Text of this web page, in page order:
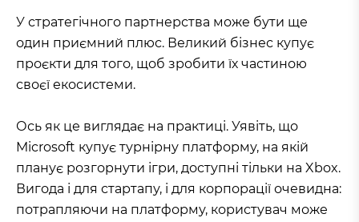
У стратегічного партнерства може бути ще
один приємний плюс. Великий бізнес купує
проєкти для того, щоб зробити їх частиною
своєї екосистеми.
Ось як це виглядає на практиці. Уявіть, що
Microsoft купує турнірну платформу, на якій
планує розгорнути ігри, доступні тільки на Xbox.
Вигода і для стартапу, і для корпорації очевидна:
потрапляючи на платформу, користувач може